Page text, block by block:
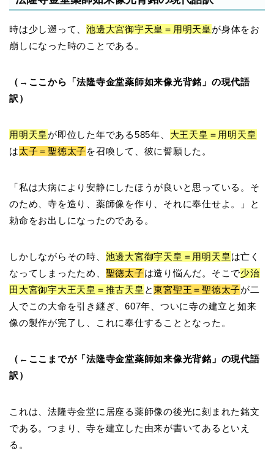
時は少し遡って、池邊大宮御宇天皇＝用明天皇 が身体をお
崩しになった時のことである。
（→ここから「法隆寺金堂薬師如来像光背銘」の現代語
訳）
用明天皇 が即位した年である585年、 大王天皇＝用明天皇
は太子＝聖徳太子を召喚して、彼に誓願した。
「私は大病により安静にしたほうが良いと思っている。そ
のため、寺を造り、薬師像を作り、それに奉仕せよ。」と
勅命をお出しになったのである。
しかしながらその時、 池邊大宮御宇天皇＝用明天皇 は亡く
なってしまったため、 聖徳太子は造り悩んだ。そこで少治
田大宮御宇大王天皇＝推古天皇 と東宮聖王＝聖徳太子が二
人でこの大命を引き継ぎ、607年、ついに寺の建立と如来
像の製作が完了し、これに奉仕することとなった。
（←ここまでが「法隆寺金堂薬師如来像光背銘」の現代語
訳）
これは、法隆寺金堂に居座る薬師像の後光に刻まれた銘文
である。つまり、寺を建立した由来が書いてあるといえ
る。